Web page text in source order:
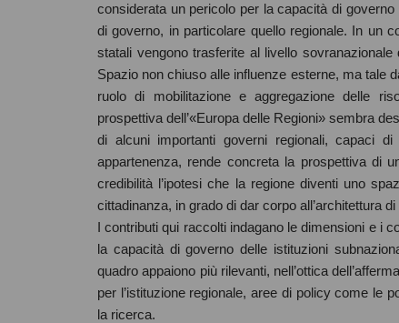
considerata un pericolo per la capacità di
di governo, in particolare quello regionale. In un
statali vengono trasferite al livello sovranazionale
Spazio non chiuso alle influenze esterne, ma tale
ruolo di mobilitazione e aggregazione delle
prospettiva dell’«Europa delle Regioni» sembra
di alcuni importanti governi regionali, capaci
appartenenza, rende concreta la prospettiva di
credibilità l’ipotesi che la regione diventi uno
cittadinanza, in grado di dar corpo all’architettura di
I contributi qui raccolti indagano le dimensioni e i
la capacità di governo delle istituzioni
quadro appaiono più rilevanti, nell’ottica
per l’istituzione regionale, aree di policy come le
la ricerca.